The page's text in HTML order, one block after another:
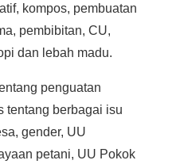
kompos, pembuatan
pembibitan, CU,
dan lebah madu.
penguatan
tentang berbagai isu
gender, UU
petani, UU Pokok